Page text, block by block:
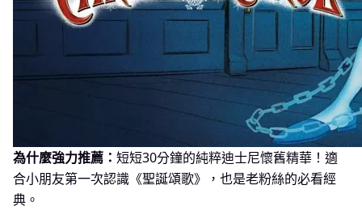
為什麼強力推薦： 短短30分鐘的純粹迪士尼懷舊精華！適
合小朋友第一次認識《聖誕頌歌》，也是老粉絲的必看經
典。